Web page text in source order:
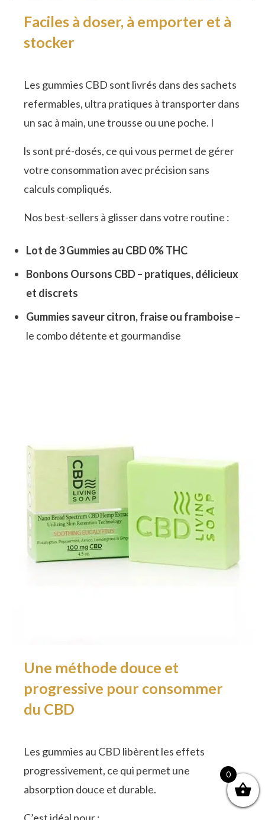
Faciles à doser, à emporter et à
stocker
Les gummies CBD sont livrés dans des sachets
refermables, ultra pratiques à transporter dans
un sac à main, une trousse ou une poche. I
ls sont pré-dosés, ce qui vous permet de gérer
votre consommation avec précision sans
calculs compliqués.
Nos best-sellers à glisser dans votre routine :
Lot de 3 Gummies au CBD 0% THC
Bonbons Oursons CBD – pratiques, délicieux
et discrets
Gummies saveur citron, fraise ou framboise–
le combo détente et gourmandise
Une méthode douce et
progressive pour consommer
du CBD
Les gummies au CBD libèrent les effets
progressivement, ce qui permet une
absorption douce et durable.
0